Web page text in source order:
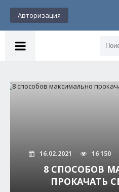
Авторизация
16.02.2021 16 150
8 СПОСОБОВ
ПРОКАЧАТЬ